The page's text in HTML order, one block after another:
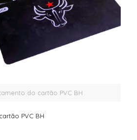
do cartão PVC BH
PVC BH